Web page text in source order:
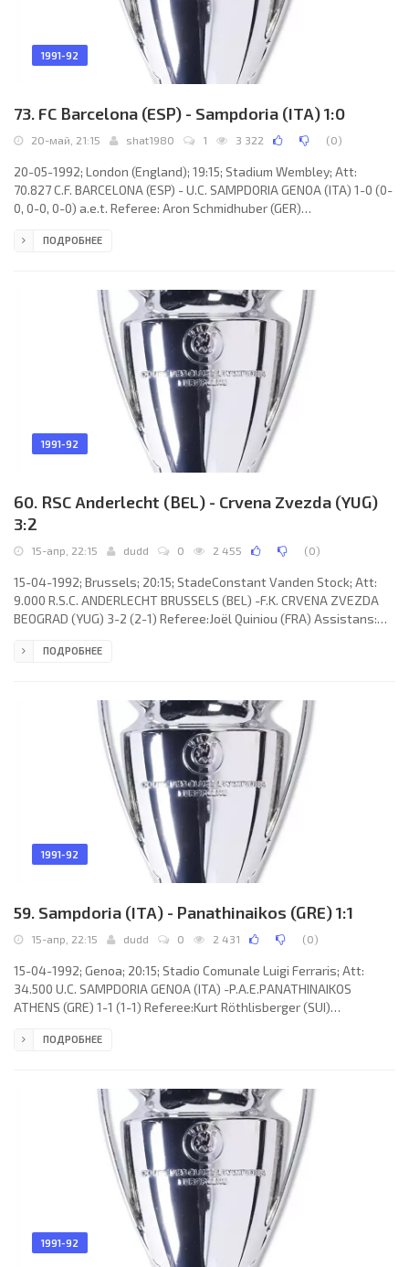
1991-92
73. FC Barcelona (ESP) - Sampdoria (ITA) 1:0
20-май, 21:15 shat1980 1 3 322 (0)
20-05-1992; London (England); 19:15; Stadium Wembley; Att:
70.827 C.F. BARCELONA (ESP) - U.C. SAMPDORIA GENOA (ITA) 1-0 (0-
0, 0-0, 0-0) a.e.t. Referee: Aron Schmidhuber (GER)
Koeman 112. C.F. BARCELONA (coach: Hendrik Johannes Cruijff):
Moreno, Josep GUARDIOLA Sala (José Ramón ALESANCO Ventosa
113), José María BAKERO
ПОДРОБНЕЕ
1991-92
60. RSC Anderlecht (BEL) - Crvena Zvezda (YUG)
3:2
15-апр, 22:15 dudd 0 2 455 (0)
15-04-1992; Brussels; 20:15; StadeConstant Vanden Stock; Att:
9.000 R.S.C. ANDERLECHT BRUSSELS (BEL) -F.K. CRVENA ZVEZDA
BEOGRAD (YUG) 3-2 (2-1) Referee:Joël Quiniou (FRA) Assistans:
"Lulù" OLIVEIRA 03; 1-1 Darko Pančev 07; 2-1 Johnny Bosman 44; 2-
Graeme Rutjes, Michel De Wolf, LUIS Airton Barroso "Lulù"
ПОДРОБНЕЕ
1991-92
59. Sampdoria (ITA) - Panathinaikos (GRE) 1:1
15-апр, 22:15 dudd 0 2 431 (0)
15-04-1992; Genoa; 20:15; Stadio Comunale Luigi Ferraris; Att:
34.500 U.C. SAMPDORIA GENOA (ITA) -P.A.E.PANATHINAIKOS
ATHENS (GRE) 1-1 (1-1) Referee:Kurt Röthlisberger (SUI)
Marangos 27; 1-1 Roberto Mancini 36. U.C. SAMPDORIA (coach:
Prado Pereira, Giovanni Invernizzi (Renato Buso 78), Alessandro
ПОДРОБНЕЕ
1991-92